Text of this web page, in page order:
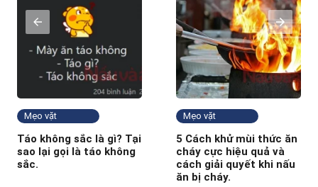
Mẹo vặt
Táo không sắc là gì? Tại
sao lại gọi là táo không
sắc.
Mẹo vặt
5 Cách khử mùi thức ăn
cháy cực hiệu quả và
cách giải quyết khi nấu
ăn bị cháy.